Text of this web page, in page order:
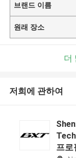
브랜드 이름
원래 장소
더
저희에 관하여
프로